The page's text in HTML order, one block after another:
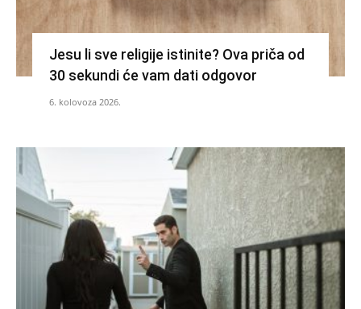
Jesu li sve religije istinite? Ova priča od
30 sekundi će vam dati odgovor
6. kolovoza 2026.